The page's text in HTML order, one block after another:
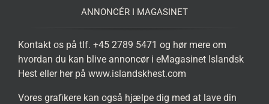
ANNONCÉR I MAGASINET
Kontakt os på tlf. +45 2789 5471 og hør mere om
hvordan du kan blive annoncør i eMagasinet Islandsk
Hest eller her på www.islandskhest.com
Vores grafikere kan også hjælpe dig med at lave din